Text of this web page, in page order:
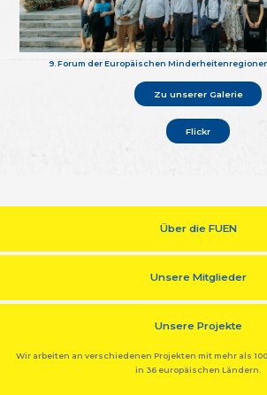
9. Forum der Europäischen
Zu unserer Galerie
Flickr
Über die FUEN
Unsere Mitglieder
Unsere Projekte
Wir arbeiten an verschiedenen Projekten mit mehr als
in 36 europäischen Ländern.